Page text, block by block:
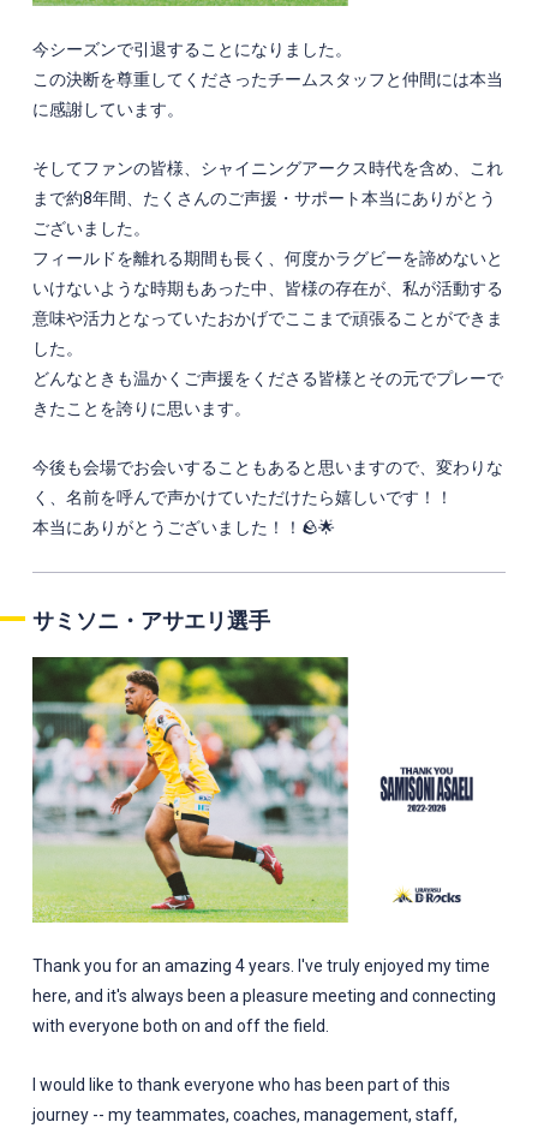
今シーズンで引退することになりました。
この決断を尊重してくださったチームスタッフと仲間には本当
に感謝しています。
そしてファンの皆様、シャイニングアークス時代を含め、これ
まで約8年間、たくさんのご声援・サポート本当にありがとう
ございました。
フィールドを離れる期間も長く、何度かラグビーを諦めないと
いけないような時期もあった中、皆様の存在が、私が活動する
意味や活力となっていたおかげでここまで頑張ることができま
した。
どんなときも温かくご声援をくださる皆様とその元でプレーで
きたことを誇りに思います。
今後も会場でお会いすることもあると思いますので、変わりな
く、名前を呼んで声かけていただけたら嬉しいです！！
本当にありがとうございました！！🪨🌟
サミソニ・アサエリ選手
Thank you for an amazing 4 years. I've truly enjoyed my time
here, and it's always been a pleasure meeting and connecting
with everyone both on and off the field.
I would like to thank everyone who has been part of this
journey -- my teammates, coaches, management, staff,